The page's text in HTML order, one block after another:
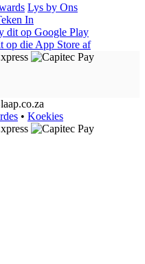
Lys by Ons
In
• Koekies